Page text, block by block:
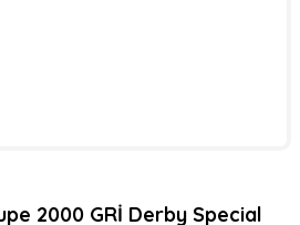
2000 GRİ Derby Special